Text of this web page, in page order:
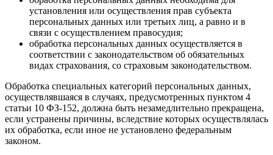
установления или осуществления прав субъекта
персональных данных или третьих лиц, а равно и в
связи с осуществлением правосудия;
обработка персональных данных осуществляется в
соответствии с законодательством об обязательных
видах страхования, со страховым законодательством.
Обработка специальных категорий персональных данных,
осуществлявшаяся в случаях, предусмотренных пунктом 4
статьи 10 ФЗ-152, должна быть незамедлительно прекращена,
если устранены причины, вследствие которых осуществлялась
их обработка, если иное не установлено федеральным
законом.